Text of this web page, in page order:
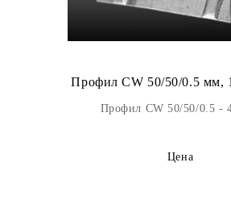
Профил CW 50/50/0.5 мм,
Профил CW 50/50/0.5 -
Цена